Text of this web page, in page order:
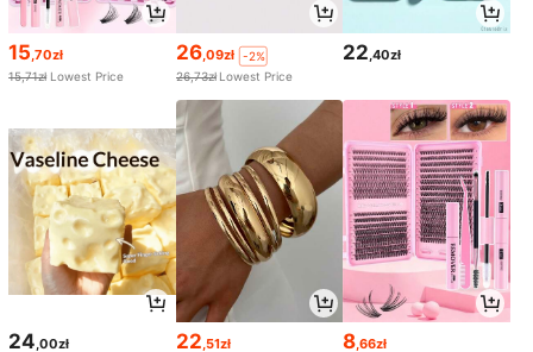
15,70zł
15,71zł Lowest Price
26,09zł
-2%
26,73zł Lowest Price
22,40zł
24,00zł 22,51zł 8,66zł